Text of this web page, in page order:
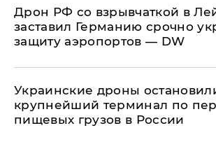
​Дрон РФ со взрывчаткой в
заставил Германию срочно
защиту аэропортов — DW
Украинские дроны
крупнейший терминал по
пищевых грузов в России